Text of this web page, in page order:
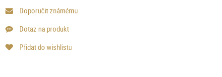
Doporučit známému
Dotaz na produkt
Přidat do wishlistu